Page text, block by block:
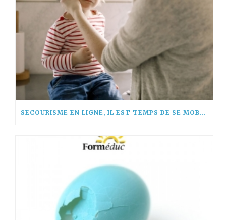
SECOURISME EN LIGNE, IL EST TEMPS DE SE MOBILISER !